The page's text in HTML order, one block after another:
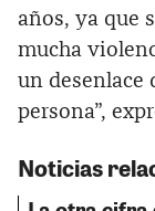
años, ya que
mucha
un desenlace
persona”,
Noticias